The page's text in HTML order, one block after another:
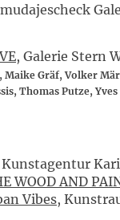
, Galerie Stern
Maike Gräf, Volker
Thomas Putze,
WOOD AND
Vibes,